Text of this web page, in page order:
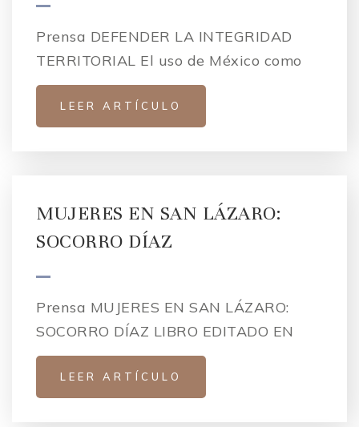
Prensa DEFENDER LA INTEGRIDAD
TERRITORIAL El uso de México como
LEER ARTÍCULO
MUJERES EN SAN LÁZARO:
SOCORRO DÍAZ
Prensa MUJERES EN SAN LÁZARO:
SOCORRO DÍAZ LIBRO EDITADO EN
LEER ARTÍCULO